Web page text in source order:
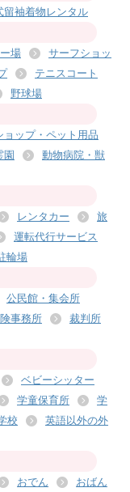
留袖着物レンタル
場
サーフショッ
テニスコート
野球場
ョップ・ペット用品
園
動物病院・獣
レンタカー
旅
運転代行サービス
輪場
公民館・集会所
事務所
裁判所
ベビーシッター
学童保育所
学
校
英語以外の外
おでん
おばん